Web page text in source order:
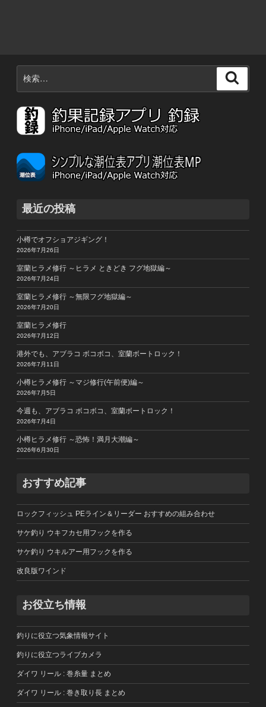
索:
最近の投稿
小樽でオフショアジギング！
2026年7月26日
室蘭ヒラメ修行 ～ヒラメ ときどき フグ地獄編～
2026年7月24日
室蘭ヒラメ修行 ～無限フグ地獄編～
2026年7月20日
室蘭ヒラメ修行
2026年7月12日
港外でも、アブラコ ボコボコ、室蘭ボートロック！
2026年7月11日
小樽ヒラメ修行 ～マジ修行(午前便)編～
2026年7月5日
今週も、アブラコ ボコボコ、室蘭ボートロック！
2026年7月4日
小樽ヒラメ修行 ～恐怖！満月大潮編～
2026年6月30日
おすすめ記事
ロックフィッシュ PEライン＆リーダー おすすめの組み合わせ
サケ釣り ウキフカセ用フックを作る
サケ釣り ウキルアー用フックを作る
改良版ワインド
お役立ち情報
釣りに役立つ気象情報サイト
釣りに役立つライブカメラ
ダイワ リール : 巻糸量 まとめ
ダイワ リール : 巻き取り長 まとめ